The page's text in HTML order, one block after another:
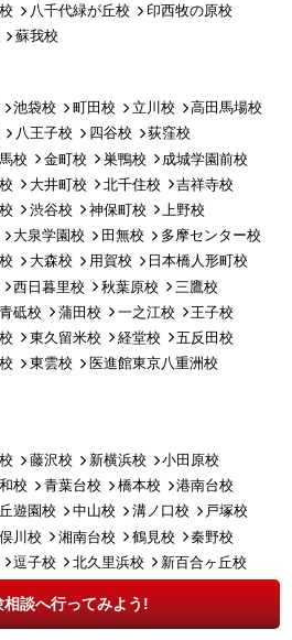
相談へ行ってみよう!
八千代緑が丘校
印西牧の原校
蘇我校
池袋校 町田校 立川校
高田馬場校
八王子校 四谷校
荻窪校
校 金町校 巣鴨校
成城学園前校
大井町校 北千住校
吉祥寺校
渋谷校 神保町校
上野校
大泉学園校 田無校
多摩センター校
大森校 用賀校
日本橋人形町校
西日暮里校 秋葉原校
三鷹校
青砥校 蒲田校 一之江校
王子校
東久留米校 経堂校
五反田校
東雲校
医進館東京八重洲校
藤沢校 新横浜校
小田原校
校 青葉台校 橋本校
港南台校
遊園校 中山校 溝ノ口校
戸塚校
川校 湘南台校 鶴見校
秦野校
逗子校 北久里浜校
新百合ヶ丘校
川崎駅前校 菊名校